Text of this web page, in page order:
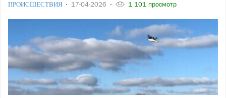
ПРОИСШЕСТВИЯ 17-04-2026 1 101 просмотр